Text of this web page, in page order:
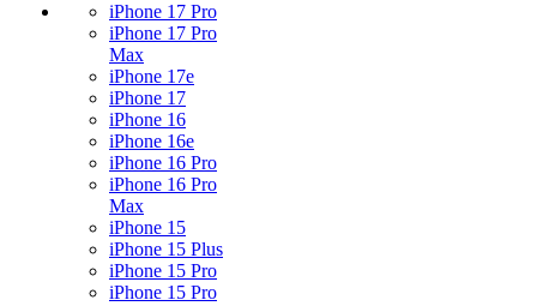
iPhone 17 Pro
iPhone 17 Pro
Max
iPhone 17e
iPhone 17
iPhone 16
iPhone 16e
iPhone 16 Pro
iPhone 16 Pro
Max
iPhone 15
iPhone 15 Plus
iPhone 15 Pro
iPhone 15 Pro